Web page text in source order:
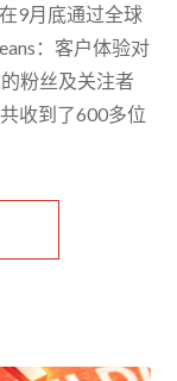
9月底通过全球
：客户体验对
粉丝及关注者
收到了600多位